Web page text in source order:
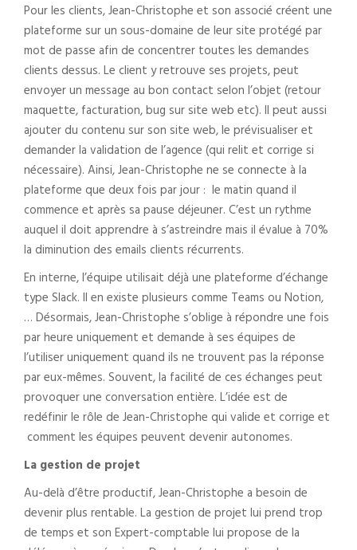
Pour les clients, Jean-Christophe et son associé créent une
plateforme sur un sous-domaine de leur site protégé par
mot de passe afin de concentrer toutes les demandes
clients dessus. Le client y retrouve ses projets, peut
envoyer un message au bon contact selon l’objet (retour
maquette, facturation, bug sur site web etc). Il peut aussi
ajouter du contenu sur son site web, le prévisualiser et
demander la validation de l’agence (qui relit et corrige si
nécessaire). Ainsi, Jean-Christophe ne se connecte à la
plateforme que deux fois par jour : le matin quand il
commence et après sa pause déjeuner. C’est un rythme
auquel il doit apprendre à s’astreindre mais il évalue à 70%
la diminution des emails clients récurrents.
En interne, l’équipe utilisait déjà une plateforme d’échange
type Slack. Il en existe plusieurs comme Teams ou Notion,
… Désormais, Jean-Christophe s’oblige à répondre une fois
par heure uniquement et demande à ses équipes de
l’utiliser uniquement quand ils ne trouvent pas la réponse
par eux-mêmes. Souvent, la facilité de ces échanges peut
provoquer une conversation entière. L’idée est de
redéfinir le rôle de Jean-Christophe qui valide et corrige et
comment les équipes peuvent devenir autonomes.
La gestion de projet
Au-delà d’être productif, Jean-Christophe a besoin de
devenir plus rentable. La gestion de projet lui prend trop
de temps et son Expert-comptable lui propose de la